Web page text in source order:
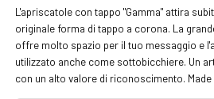
L'apriscatole con tappo "Gamma" attira
originale forma di tappo a corona. La
offre molto spazio per il tuo messaggio e
utilizzato anche come sottobicchiere. Un
con un alto valore di riconoscimento. Made